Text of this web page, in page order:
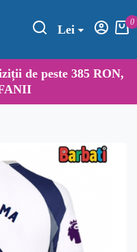
Lei
0
de peste 385 RON,